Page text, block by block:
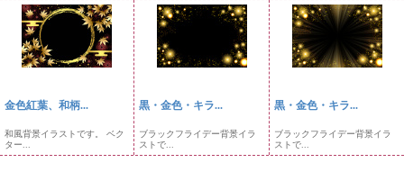
金色紅葉、和柄...
和風背景イラストです。 ベク
ター...
黒・金色・キラ...
ブラックフライデー背景イラ
ストで...
黒・金色・キラ...
ブラックフライデー背景イラ
ストで...